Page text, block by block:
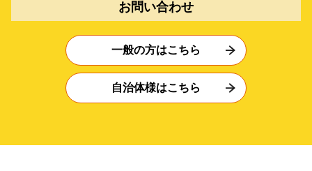
お問い合わせ
一般の方はこちら
自治体様はこちら